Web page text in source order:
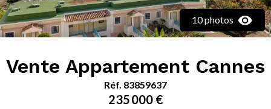
10 photos
Vente Appartement Cannes
Réf. 83859637
235 000 €